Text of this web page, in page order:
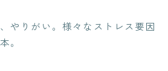
やりがい。様々なストレス要因
。